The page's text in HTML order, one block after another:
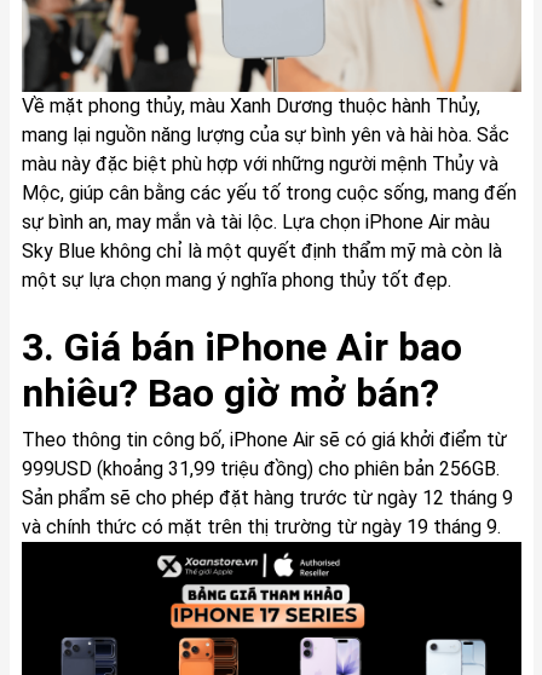
Về mặt phong thủy, màu Xanh Dương thuộc hành Thủy,
mang lại nguồn năng lượng của sự bình yên và hài hòa. Sắc
màu này đặc biệt phù hợp với những người mệnh Thủy và
Mộc, giúp cân bằng các yếu tố trong cuộc sống, mang đến
sự bình an, may mắn và tài lộc. Lựa chọn iPhone Air màu
Sky Blue không chỉ là một quyết định thẩm mỹ mà còn là
một sự lựa chọn mang ý nghĩa phong thủy tốt đẹp.
3. Giá bán iPhone Air bao
nhiêu? Bao giờ mở bán?
Theo thông tin công bố, iPhone Air sẽ có giá khởi điểm từ
999USD (khoảng 31,99 triệu đồng) cho phiên bản 256GB.
Sản phẩm sẽ cho phép đặt hàng trước từ ngày 12 tháng 9
và chính thức có mặt trên thị trường từ ngày 19 tháng 9.